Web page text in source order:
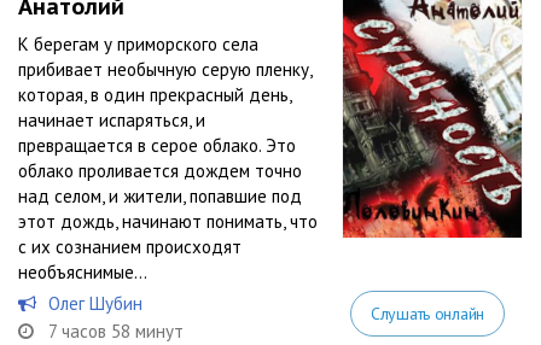
К берегам у приморского села
прибивает необычную серую пленку,
которая, в один прекрасный день,
начинает испаряться, и
превращается в серое облако. Это
облако проливается дождем точно
над селом, и жители, попавшие под
этот дождь, начинают понимать, что
с их сознанием происходят
необъяснимые...
Олег Шубин
7 часов 58 минут
Слушать онлайн